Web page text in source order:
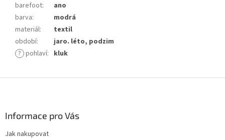
barefoot:
ano
barva:
modrá
materiál:
textil
období:
jaro. léto, podzim
? pohlaví: kluk
Informace pro Vás
Jak nakupovat